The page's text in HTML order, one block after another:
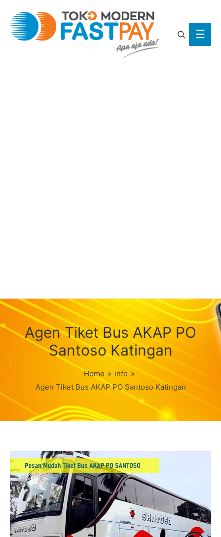
Main
Search
Agen Tiket Bus AKAP PO
Santoso Katingan
Home » info »
Agen Tiket Bus AKAP PO Santoso Katingan